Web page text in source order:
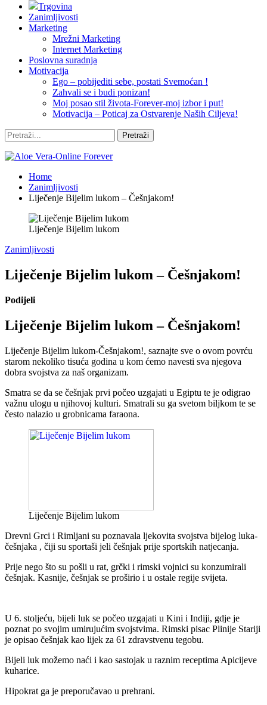
Trgovina
Zanimljivosti
Marketing
Mrežni Marketing
Internet Marketing
Poslovna suradnja
Motivacija
Ego – pobijediti sebe, postati Svemoćan !
Zahvali se i budi ponizan!
Moj posao stil života-Forever-moj izbor i put!
Motivacija – Poticaj za Ostvarenje Naših Ciljeva!
Home
Zanimljivosti
Liječenje Bijelim lukom – Češnjakom!
Liječenje Bijelim lukom
Zanimljivosti
Liječenje Bijelim lukom – Češnjakom!
Podijeli
Liječenje Bijelim lukom – Češnjakom!
Liječenje Bijelim lukom-Češnjakom!, saznajte sve o ovom povrću
starom nekoliko tisuća godina u kom ćemo navesti sva njegova
dobra svojstva za naš organizam.
Smatra se da se češnjak prvi počeo uzgajati u Egiptu te je odigrao
važnu ulogu u njihovoj kulturi. Smatrali su ga svetom biljkom te se
često nalazio u grobnicama faraona.
Liječenje Bijelim lukom
Drevni Grci i Rimljani su poznavala ljekovita svojstva bijelog luka-
češnjaka , čiji su sportaši jeli češnjak prije sportskih natjecanja.
Prije nego što su pošli u rat, grčki i rimski vojnici su konzumirali
češnjak. Kasnije, češnjak se proširio i u ostale regije svijeta.
U 6. stoljeću, bijeli luk se počeo uzgajati u Kini i Indiji, gdje je
poznat po svojim umirujućim svojstvima. Rimski pisac Plinije Stariji
je opisao češnjak kao lijek za 61 zdravstvenu tegobu.
Bijeli luk možemo naći i kao sastojak u raznim receptima Apicijeve
kuharice.
Hipokrat ga je preporučavao u prehrani.